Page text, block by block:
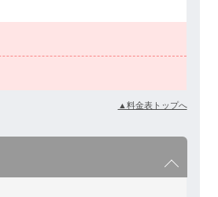
▲料金表トップへ